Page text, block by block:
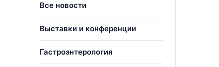
Все новости
Выставки и конференции
Гастроэнтерология